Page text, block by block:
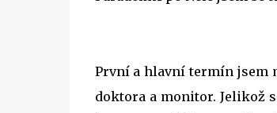
První a hlavní termín jsem
doktora a monitor. Jelikož